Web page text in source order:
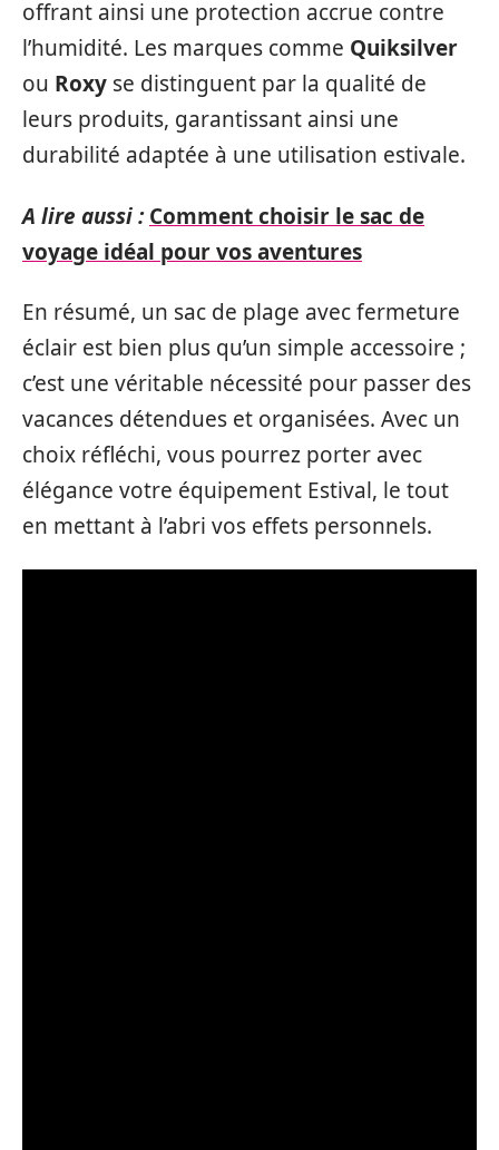
offrant ainsi une protection accrue contre
l’humidité. Les marques comme Quiksilver
ou Roxy se distinguent par la qualité de
leurs produits, garantissant ainsi une
durabilité adaptée à une utilisation estivale.
A lire aussi : Comment choisir le sac de
voyage idéal pour vos aventures
En résumé, un sac de plage avec fermeture
éclair est bien plus qu’un simple accessoire ;
c’est une véritable nécessité pour passer des
vacances détendues et organisées. Avec un
choix réfléchi, vous pourrez porter avec
élégance votre équipement Estival, le tout
en mettant à l’abri vos effets personnels.